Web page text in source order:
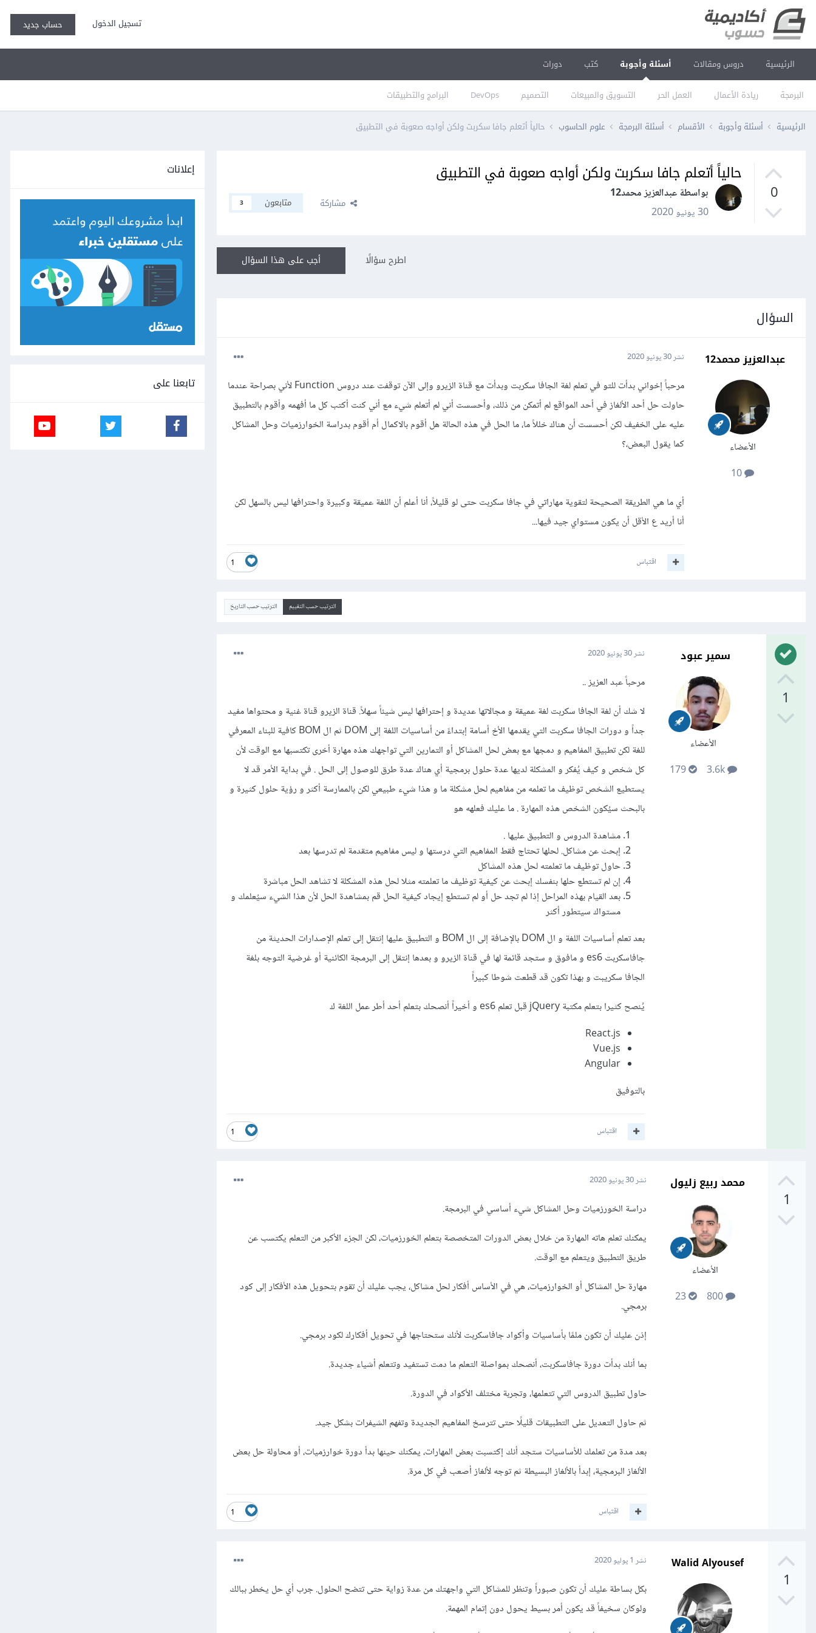
تسجيل الدخول حساب جديد
الرئيسية دروس ومقالات أسئلة وأجوبة
البرمجة ريادة الأعمال العمل الحر التسويق والمبيعات التصميم DevOps البرامج والتطبيقات
كتب دورات
الرئيسية أسئلة وأجوبة الأقسام أسئلة البرمجة علوم الحاسوب حالياً أتعلم جافا سكربت ولكن أواجه صعوبة في التطبيق
0
حالياً أتعلم جافا سكربت ولكن أواجه صعوبة في التطبيق
بواسطة عبدالعزيز محمد12
30 يونيو 2020
مشاركة متابعون 3
أجب على هذا السؤال اطرح سؤالًا
السؤال
عبدالعزيز محمد12
الأعضاء
نشر30 يونيو 2020
مرحباً إخواني بدأت للتو في تعلم لغة الجافا سكربت وبدأت مع قناة الزيرو وإلى الآن توقفت عند دروس Function لأني بصراحة عندما
حاولت حل أحد الألغاز في أحد المواقع لم أتمكن من ذلك، وأحسست أني لم أتعلم شيء مع أني كنت أكتب كل ما أفهمه وأقوم بالتطبيق
عليه على الخفيف لكن أحسست أن هناك خللاً ما، ما الحل في هذه الحالة هل أقوم بالاكمال أم أقوم بدراسة الخوارزميات وحل المشاكل
كما يقول البعض،؟
أي ما هي الطريقة الصحيحة لتقوية مهاراتي في جافا سكربت حتى لو قليلاً، أنا أعلم أن اللغة عميقة وكبيرة واحترافها ليس بالسهل لكن
أنا أريد ع الأقل أن يكون مستواي جيد فيها...
1 اقتباس
الترتيب حسب التقييم الترتيب حسب التاريخ
1
سمير عبود
الأعضاء
3.6k
179
نشر30 يونيو 2020
مرحباً عبد العزيز ..
لا شك أن لغة الجافا سكربت لغة عميقة و مجالاتها عديدة و إحترافها ليس شيئاً سهلاً. قناة الزيرو قناة غنية و محتواها مفيد
جداً و دورات الجافا سكربت التي يقدمها الأخ أسامة إبتداءً من أساسيات اللغة إلى DOM ثم ال BOM كافية للبناء المعرفي
للغة لكن تطبيق المفاهيم و دمجها مع بعض لحل المشاكل أو التمارين التي تواجهك هذه مهارة أخرى تكتسبها مع الوقت لأن
كل شخص و كيف يُفكر و المشكلة لديها عدة حلول برمجية أي هناك عدة طرق للوصول إلى الحل . في بداية الأمر قد لا
يستطيع الشخص توظيف ما تعلمه من مفاهيم لحل مشكلة ما و هذا شيء طبيعي لكن بالممارسة أكثر و رؤية حلول كثيرة و
بالبحث سيُكون الشخص هذه المهارة . ما عليك فعلهه هو
مشاهدة الدروس و التطبيق عليها .
إبحث عن مشاكل. لحلها تحتاج فقط المفاهيم التي درستها و ليس مفاهيم متقدمة لم تدرسها بعد
حاول توظيف ما تعلمته لحل هذه المشاكل
إن لم تستطع حلها بنفسك إبحث عن كيفية توظيف ما تعلمته مثلا لحل هذه المشكلة لا تشاهد الحل مباشرة
بعد القيام بهذه المراحل إذا لم تجد حل أو لم تستطع إيجاد كيفية الحل قم بمشاهدة الحل لأن هذا الشيء سيُعلمك و
مستواك سيتطور أكثر
بعد تعلم أساسيات اللغة و ال DOM بالإضافة إلى ال BOM و التطبيق عليها إنتقل إلى تعلم الإصدارات الحديثة من
جافاسكربت es6 و مافوق و ستجد قائمة لها في قناة الزيرو و بعدها إنتقل إلى البرمجة الكائنية أو غرضية التوجه بلغة
الجافا سكريبت و بهذا تكون قد قطعت شوطا كبيراً
يُنصح كثيرا بتعلم مكتبة jQuery قبل تعلم es6 و أخيراً أنصحك بتعلم أحد أطر عمل اللغة ك
React.js
Vue.js
Angular
بالتوفيق
1 اقتباس
1
محمد ربيع زليول
الأعضاء
800
23
نشر30 يونيو 2020
دراسة الخورزميات وحل المشاكل شيء أساسي في البرمجة.
يمكنك تعلم هاته المهارة من خلال بعض الدورات المتخصصة بتعلم الخورزميات، لكن الجزء الأكبر من التعلم يكتسب عن
طريق التطبيق ويتعلم مع الوقت.
مهارة حل المشاكل أو الخوارزميات، هي في الأساس أفكار لحل مشاكل، يجب عليك أن تقوم بتحويل هذه الأفكار إلى كود
برمجي.
إذن عليك أن تكون ملمًا بأساسيات وأكواد جافاسكربت لأنك ستحتاجها في تحويل أفكارك لكود برمجي.
بما أنك بدأت دورة جافاسكربت، أنصحك بمواصلة التعلم ما دمت تستفيد وتتعلم أشياء جديدة.
حاول تطبيق الدروس التي تتعلمها، وتجربة مختلف الأكواد في الدورة.
ثم حاول التعديل على التطبيقات قليلًا حتى تترسخ المفاهيم الجديدة وتفهم الشيفرات بشكل جيد.
بعد مدة من تعلمك للأساسيات ستجد أنك إكتسبت بعض المهارات، يمكنك حينها بدأ دورة خوارزميات، أو محاولة حل بعض
الألغاز البرمجية، إبدأ بالألغاز البسيطة ثم توجه لألغاز أصعب في كل مرة.
1 اقتباس
1
Walid Alyousef نشر 1 يوليو 2020
بكل بساطة عليك أن تكون صبوراً وتنظر للمشاكل التي واجهتك من عدة زواية حتى تتضح الحلول. جرب أي حل يخطر ببالك
ولوكان سخيفاً قد يكون أمر بسيط يحول دون إتمام المهمة.
إعلانات
تابعنا على